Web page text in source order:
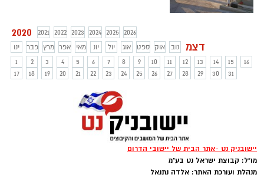
2020 2021 2022 2023 2024 2025
2026
ינו
פבר מרץ אפר מאי יונ יול אוג ספט אוק נוב דצמ
1 2 3 4 5 6 7 8 9 10 11 12 13 14 15
16
17
18 19 20 21 22 23 24 25 26 27 28 29 30 31
יישובניק נט -אתר הבית של יישובי הדרום
מו"ל: קבוצת ישראל נט בע"מ
מנהלת ועורכת האתר: אלדה נתנאל